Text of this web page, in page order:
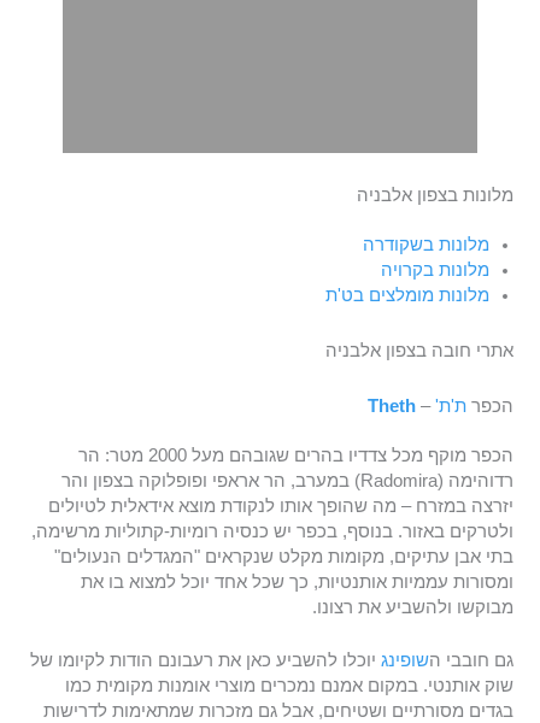
מלונות בצפון אלבניה
מלונות בשקודרה
מלונות בקרויה
מלונות מומלצים בט'ת
אתרי חובה בצפון אלבניה
הכפרת'ת'–
Theth
הכפר מוקף מכל צדדיו בהרים שגובהם מעל 2000 מטר: הר
רדוהימה (Radomira) במערב, הר אראפי ופופלוקה בצפון והר
יזרצה במזרח – מה שהופך אותו לנקודת מוצא אידאלית לטיולים
ולטרקים באזור. בנוסף, בכפר יש כנסיה רומיות-קתוליות מרשימה,
בתי אבן עתיקים, מקומות מקלט שנקראים "המגדלים הנעולים"
ומסורות עממיות אותנטיות, כך שכל אחד יוכל למצוא בו את
מבוקשו ולהשביע את רצונו.
גם חובבי השופינג יוכלו להשביע כאן את רעבונם הודות לקיומו של
שוק אותנטי. במקום אמנם נמכרים מוצרי אומנות מקומית כמו
בגדים מסורתיים ושטיחים, אבל גם מזכרות שמתאימות לדרישות